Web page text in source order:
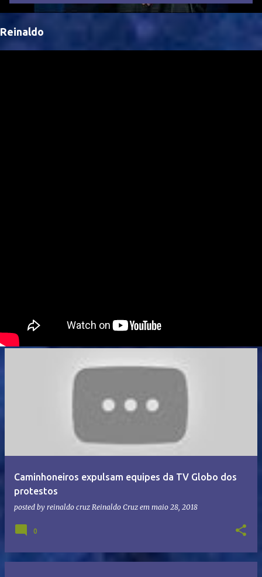
a representação brasileira no cinema global!
Reinaldo
Caminhoneiros expulsam equipes da TV Globo dos
protestos
posted by reinaldo cruz Reinaldo Cruz em maio 28, 2018
0